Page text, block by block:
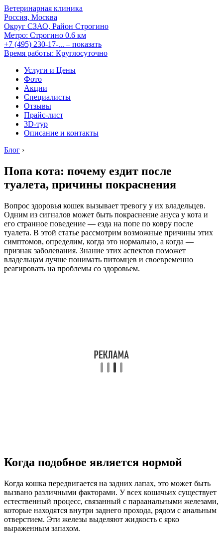
Ветеринарная клиника
Россия, Москва
Округ СЗАО, Район Строгино
Метро: Строгино 0.6 км
+7 (495) 230-17-... – показать
Время работы: Круглосуточно
Услуги и Цены
Фото
Акции
Специалисты
Отзывы
Прайс-лист
3D-тур
Описание и контакты
Блог ›
Попа кота: почему ездит после
туалета, причины покраснения
Вопрос здоровья кошек вызывает тревогу у их владельцев.
Одним из сигналов может быть покраснение ануса у кота и
его странное поведение — езда на попе по ковру после
туалета. В этой статье рассмотрим возможные причины этих
симптомов, определим, когда это нормально, а когда —
признак заболевания. Знание этих аспектов поможет
владельцам лучше понимать питомцев и своевременно
реагировать на проблемы со здоровьем.
Когда подобное является нормой
Когда кошка передвигается на задних лапах, это может быть
вызвано различными факторами. У всех кошачьих существует
естественный процесс, связанный с параанальными железами,
которые находятся внутри заднего прохода, рядом с анальным
отверстием. Эти железы выделяют жидкость с ярко
выраженным запахом.